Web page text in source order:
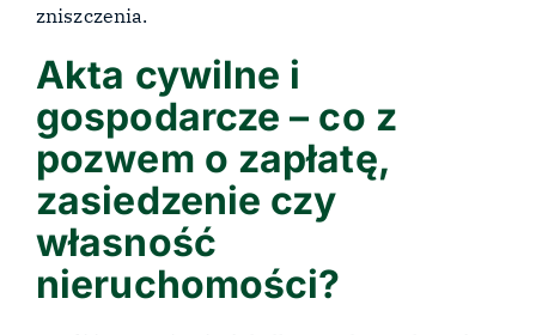
zniszczenia.
Akta cywilne i
gospodarcze – co z
pozwem o zapłatę,
zasiedzenie czy
własność
nieruchomości?